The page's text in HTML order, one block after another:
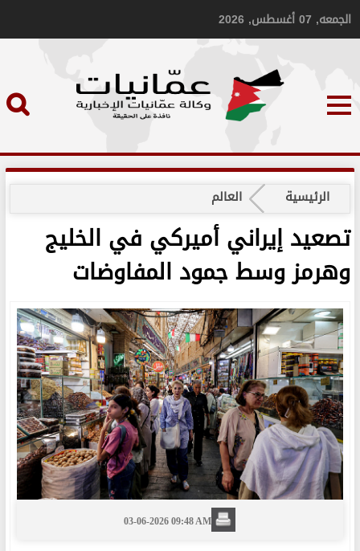
الجمعه, 07 أغسطس, 2026
الرئيسية العالم
تصعيد إيراني أميركي في الخليج
وهرمز وسط جمود المفاوضات
03-06-2026 09:48 AM